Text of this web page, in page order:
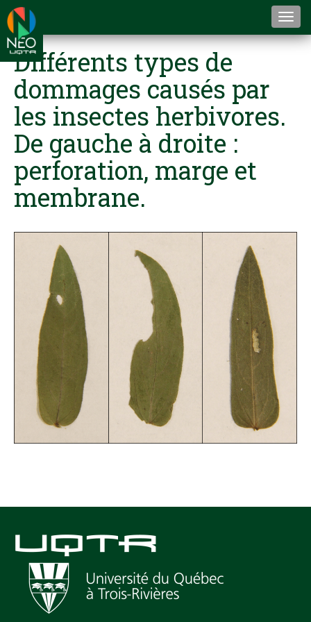
Différents types de
dommages causés par
les insectes herbivores.
De gauche à droite :
perforation, marge et
membrane.